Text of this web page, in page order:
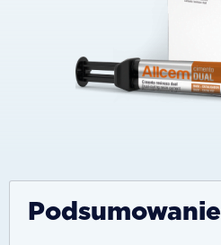
Podsumowanie